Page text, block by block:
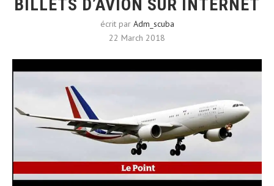
BILLETS D’AVION SUR INTERNET
écrit par Adm_scuba
22 March 2018